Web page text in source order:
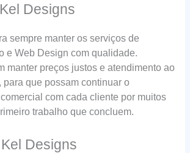
Designs
sempre manter os serviços de
e Web Design com qualidade.
manter preços justos e atendimento ao
para que possam continuar o
com cada cliente por muitos
trabalho que concluem.
Designs